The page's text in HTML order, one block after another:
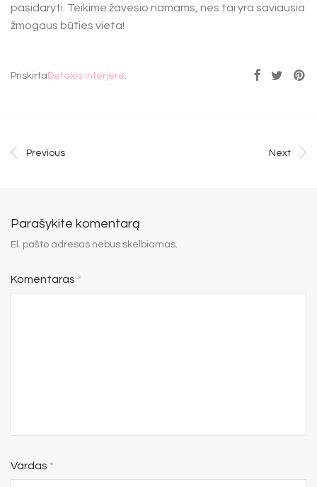
pasidaryti. Teikime žavesio namams, nes tai yra saviausia
žmogaus būties vieta!
Priskirta Detalės interjere.
Previous Next
Parašykite komentarą
El. pašto adresas nebus skelbiamas.
Komentaras *
Vardas *